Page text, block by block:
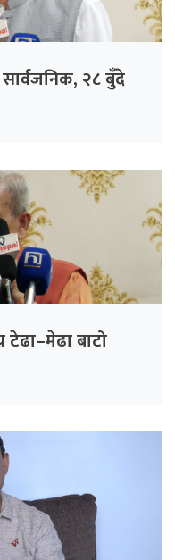
सार्वजनिक, २८ बुँदे
टेढा–मेढा बाटो